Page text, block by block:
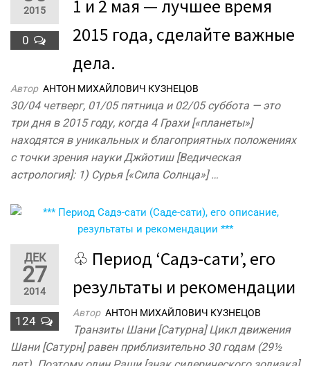
2015
0
1 и 2 мая — лучшее время
2015 года, сделайте важные
дела.
Автор АНТОН МИХАЙЛОВИЧ КУЗНЕЦОВ
30/04 четверг, 01/05 пятница и 02/05 суббота — это
три дня в 2015 году, когда 4 Грахи [«планеты»]
находятся в уникальных и благоприятных положениях
с точки зрения науки Джйотиш [Ведическая
астрология]: 1) Сурья [«Сила Солнца»] …
ДЕК
27
2014
124
♧ Период ‘Садэ-сати’, его
результаты и рекомендации
Автор АНТОН МИХАЙЛОВИЧ КУЗНЕЦОВ
Транзиты Шани [Сатурна] Цикл движения
Шани [Сатурн] равен приблизительно 30 годам (29½